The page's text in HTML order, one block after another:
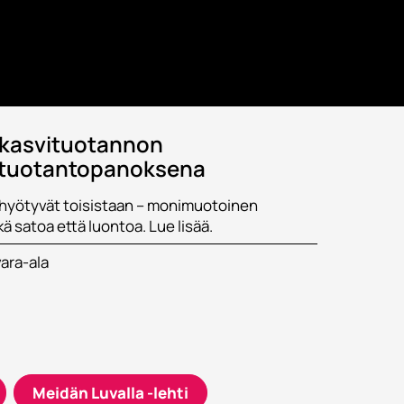
toisistaan – monimuotoinen
satoa että luontoa. Lue lisää.
ala
Meidän Luvalla -lehti